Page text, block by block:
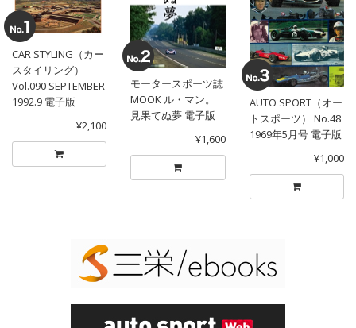
CAR STYLING（カー
スタイリング）
Vol.090 SEPTEMBER
1992.9 電子版
¥2,100
モータースポーツ誌
MOOK ル・マン。
見果てぬ夢 電子版
¥1,600
AUTO SPORT（オー
トスポーツ） No.48
1969年5月号 電子版
¥1,000